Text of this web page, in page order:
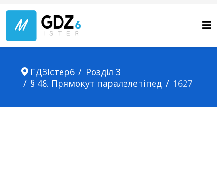
ГДЗІстер6
Розділ 3
§ 48. Прямокут паралелепіпед
1627